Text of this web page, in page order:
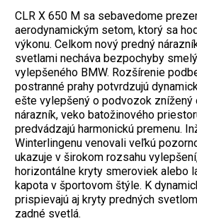
CLR X 650 M sa sebavedome
aerodynamickým setom, ktorý sa
výkonu. Celkom nový predný
svetlami necháva bezpochyby
vylepšeného BMW. Rozšírenie
postranné prahy potvrdzujú
ešte vylepšený o podvozok znížený
nárazník, veko batožinového
predvádzajú harmonickú premenu.
Winterlingenu venovali veľkú
ukazuje v širokom rozsahu
horizontálne kryty smeroviek alebo
kapota v športovom štýle. K
prispievajú aj kryty predných
zadné svetlá.